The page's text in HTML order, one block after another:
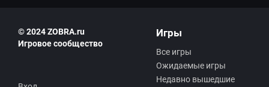
© 2024 ZOBRA.ru
Игровое сообщество
Игры
Все игры
Ожидаемые игры
Недавно вышедшие